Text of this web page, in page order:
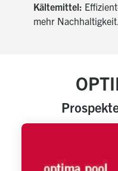
Kältemittel:
mehr Nachhaltigkeit.